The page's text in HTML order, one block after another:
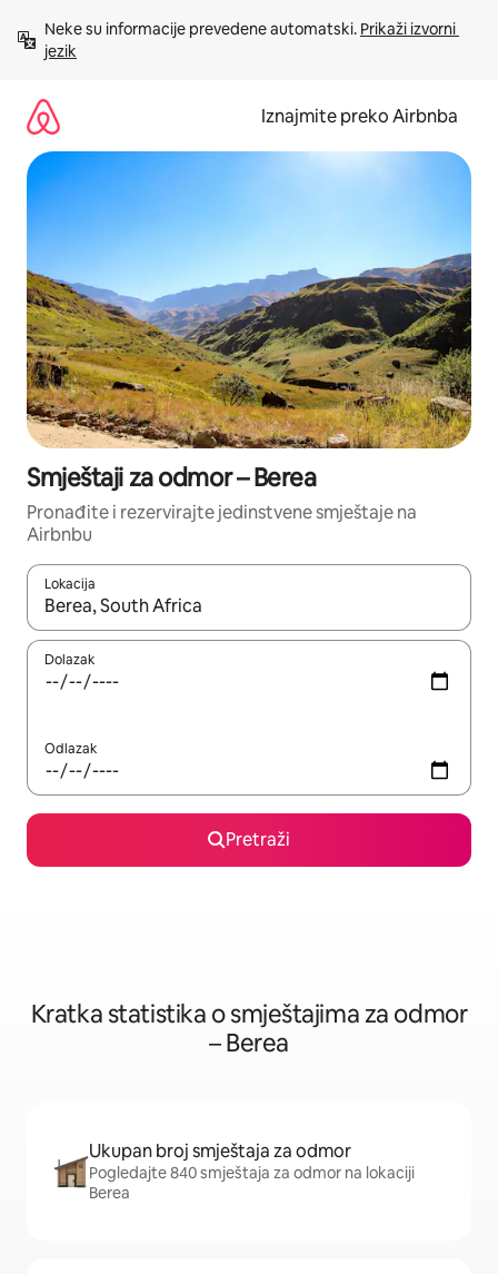
sadržaj
Neke su informacije prevedene automatski. Prikaži izvorni
jezik
Iznajmite preko Airbnba
Smještaji za odmor – Berea
Pronađite i rezervirajte jedinstvene smještaje na
Airbnbu
Lokacija
Kada budu dostupni rezultati, moći ćete ih pregledati
Dolazak
Odlazak
Pretraži
Kratka statistika o smještajima za odmor
– Berea
Ukupan broj smještaja za odmor
Pogledajte 840 smještaja za odmor na lokaciji
Berea